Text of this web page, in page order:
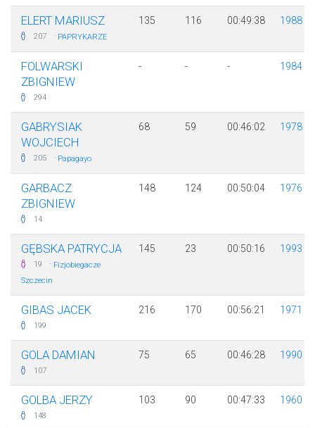
ELERT MARIUSZ
207 · PAPRYKARZE
135 116 00:49:38 1988
FOLWARSKI
ZBIGNIEW
294
- - - 1984
GABRYSIAK
WOJCIECH
205 · Papagayo
68 59 00:46:02 1978
GARBACZ
ZBIGNIEW
14
148 124 00:50:04 1976
GĘBSKA PATRYCJA
19 · Fizjobiegacze
Szczecin
145 23 00:50:16 1993
GIBAS JACEK
199
216 170 00:56:21 1971
GOLA DAMIAN
107
75 65 00:46:28 1990
GOLBA JERZY
148
103 90 00:47:33 1960